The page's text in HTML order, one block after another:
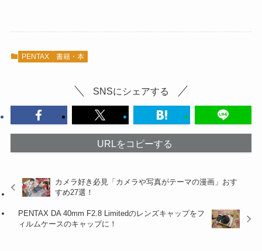
PENTAX 書籍・本
SNSにシェアする
URLをコピーする
カメラ好き必見「カメラや写真がテーマの漫画」おす
すめ27選！
PENTAX DA 40mm F2.8 Limitedのレンズキャップをフ
ィルムケースのキャップに！